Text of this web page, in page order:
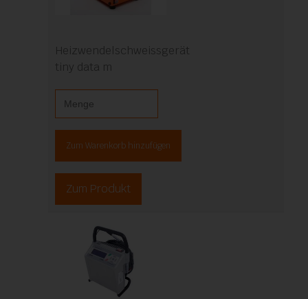
Heizwendelschweissgerät
tiny data m
Zum Warenkorb hinzufügen
Zum Produkt